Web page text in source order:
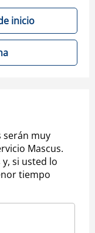
inicio
serán muy
Mascus.
si usted lo
tiempo